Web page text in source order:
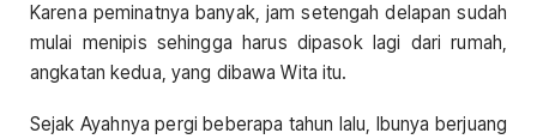
Karena peminatnya banyak, jam setengah delapan sudah
mulai menipis sehingga harus dipasok lagi dari rumah,
angkatan kedua, yang dibawa Wita itu.
Sejak Ayahnya pergi beberapa tahun lalu, Ibunya berjuang